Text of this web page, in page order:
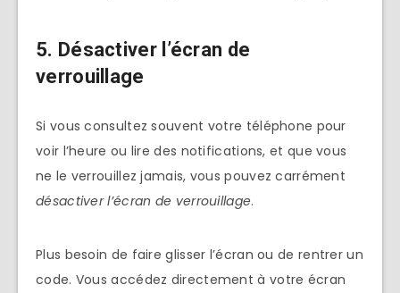
5. Désactiver l’écran de
verrouillage
Si vous consultez souvent votre téléphone pour
voir l’heure ou lire des notifications, et que vous
ne le verrouillez jamais, vous pouvez carrément
désactiver l’écran de verrouillage.
Plus besoin de faire glisser l’écran ou de rentrer un
code. Vous accédez directement à votre écran